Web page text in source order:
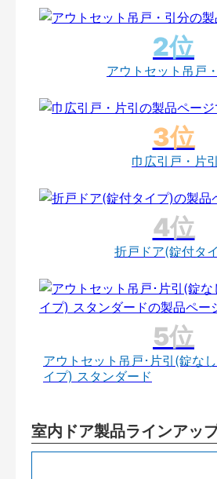
アウトセット吊戸
巾広引戸・片引
折戸ドア(錠付タ
アウトセット吊戸･片引(錠な
イプ) スタンダード
室内ドア製品ラインアッ